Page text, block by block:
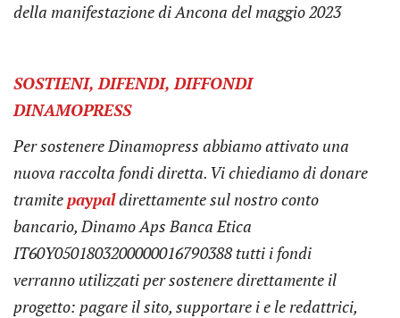
della manifestazione di Ancona del maggio 2023
SOSTIENI, DIFENDI, DIFFONDI
DINAMOPRESS
Per sostenere Dinamopress abbiamo attivato una
nuova raccolta fondi diretta. Vi chiediamo di donare
tramitepaypaldirettamente sul nostro conto
bancario, Dinamo Aps Banca Etica
IT60Y0501803200000016790388 tutti i fondi
verranno utilizzati per sostenere direttamente il
progetto: pagare il sito, supportare i e le redattrici,